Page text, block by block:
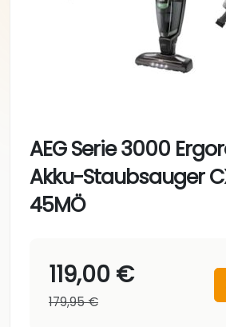
AEG Serie 3000
Akku-Staubsauger
45MÖ
119,00 €
179,95 €